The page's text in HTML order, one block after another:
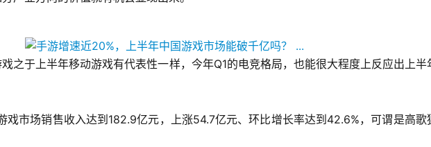
于上半年移动游戏有代表性一样，今年Q1的电竞格局，也能很大程度上反应出上半
市场销售收入达到182.9亿元，上涨54.7亿元、环比增长率达到42.6%，可谓是高歌